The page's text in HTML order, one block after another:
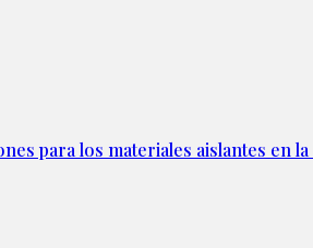
para los materiales aislantes en